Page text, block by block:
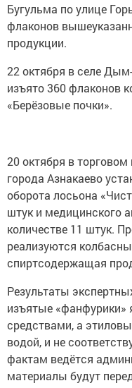
Бугульма по улице
флаконов
продукции.
22 октября в селе
изъято 360 флаконов
«Берёзовые почки».
20 октября в
города Азнакаево
оборота лосьона
штук и медицинского
количестве 11 штук.
реализуются
спиртсодержащая
Результаты
изъятые «фанфурики»
средствами, а
водой, и не
фактам ведётся
материалы будут